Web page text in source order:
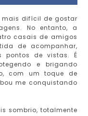
mais difícil de gostar
No entanto, a
casais de amigos
de acompanhar,
pontos de vistas. É
e brigando
com um toque de
me conquistando
sombrio, totalmente